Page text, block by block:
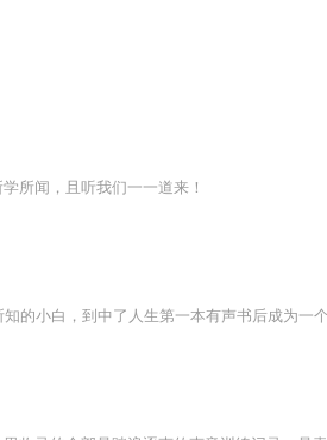
所闻，且听我们一一道来！